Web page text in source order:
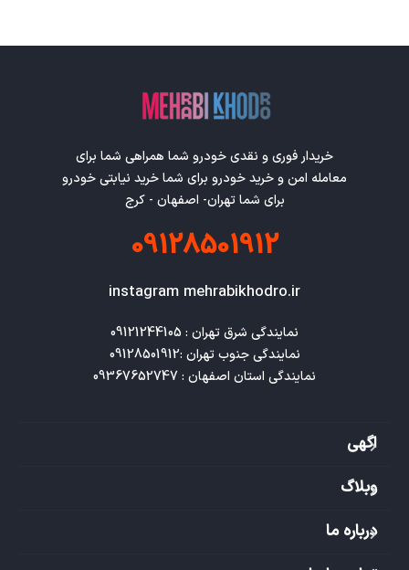
خریدار فوری و نقدی خودرو شما همراهی شما برای
معامله امن و خرید خودرو برای شما خرید نیابتی خودرو
برای شما تهران- اصفهان - کرج
09128501912
instagram mehrabikhodro.ir
نمایندگی استان اصفهان : 09367652747
اگهی
وبلاگ
درباره ما